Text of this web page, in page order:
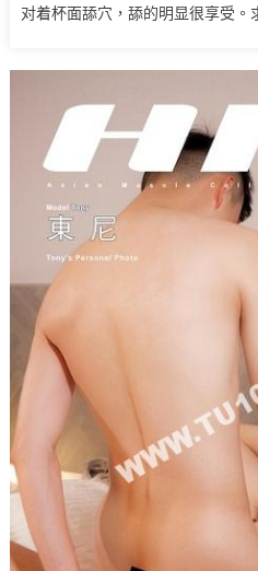
对着杯面舔穴，舔的明显很享受